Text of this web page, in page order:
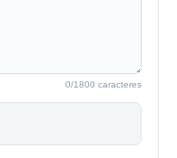
0/1800 caracteres